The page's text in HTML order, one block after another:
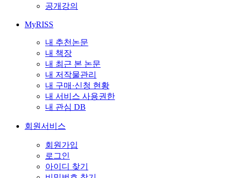
공개강의
MyRISS
내 추천논문
내 책장
내 최근 본 논문
내 저작물관리
내 구매·신청 현황
내 서비스 사용권한
내 관심 DB
회원서비스
회원가입
로그인
아이디 찾기